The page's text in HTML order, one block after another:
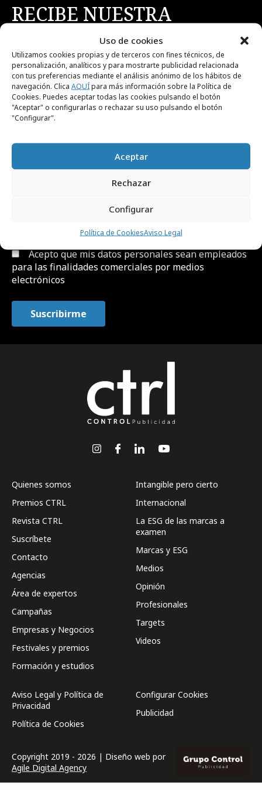
Uso de cookies
Utilizamos cookies propias y de terceros con fines técnicos, de
personalización, analíticos y para mostrarte publicidad relacionada
con tus preferencias mediante el análisis anónimo de los hábitos de
navegación. Clica AQUÍpara más información sobre la Política de
Cookies. Puedes aceptar todas las cookies pulsando el botón
"Aceptar" o configurarlas o rechazar su uso pulsando el botón
"Configurar".
Aceptar
Rechazar
Configurar
Política de CookiesAviso Legal
RECIBE NUESTRA
NEWSLETTER
Suscríbete gratis a nuestra newsletter para
recibir cada día el contenido más actual sobre
creatividad, publicidad, marketing, y
comunicación.
He leído y acepto elAviso Legal y la Política de
Acepto que mis datos personales sean empleados
para las finalidades comerciales por medios
electrónicos
Quienes somos
Premios CTRL
Revista CTRL
Suscríbete
Contacto
Agencias
Área de expertos
Campañas
Empresas y Negocios
Festivales y premios
Formación y estudios
Intangible pero cierto
Internacional
La ESG de las marcas a
examen
Marcas y ESG
Medios
Opinión
Profesionales
Targets
Videos
Aviso Legal y Política de
Privacidad
Política de Cookies
Configurar Cookies
Publicidad
Copyright 2019 - 2026 | Diseño web por
Agile Digital Agency